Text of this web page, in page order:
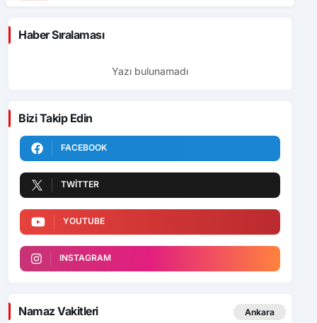
Haber Sıralaması
Yazı bulunamadı
Bizi Takip Edin
FACEBOOK
TWITTER
YOUTUBE
INSTAGRAM
Namaz Vakitleri Ankara